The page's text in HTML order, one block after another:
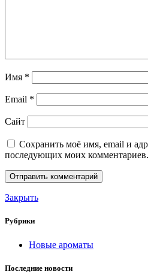
Имя *
Email *
Сайт
Сохранить моё имя, email и
последующих моих комментариев.
Закрыть
Рубрики
Новые ароматы
Последние новости